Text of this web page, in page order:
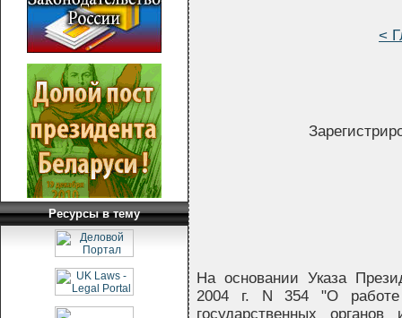
Ресурсы в тему
<
На основании Указа
2004 г. N 354 "О
государственных